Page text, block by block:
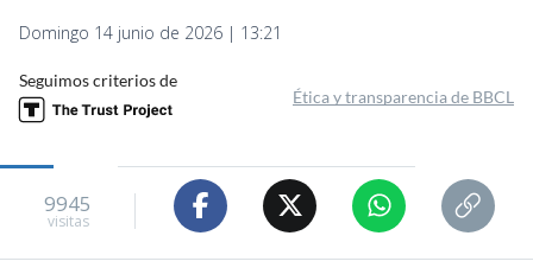
Domingo 14 junio de 2026 | 13:21
Seguimos criterios de
Ética y transparencia de BBCL
9945
visitas